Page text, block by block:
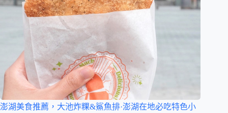
澎湖美食推薦，大池炸粿&鯊魚排·澎湖在地必吃特色小